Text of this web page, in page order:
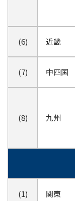
(6) 近畿
(7) 中四国
(8) 九州
(1) 関東